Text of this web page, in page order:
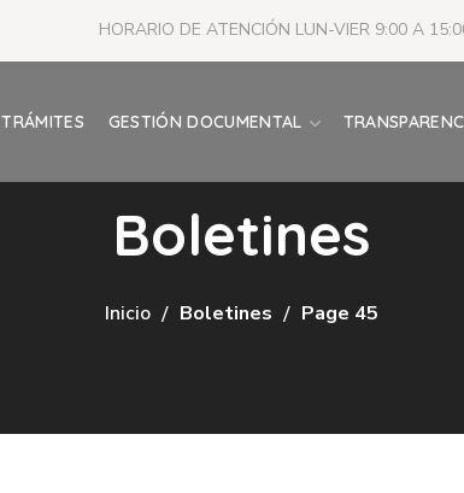
HORARIO DE ATENCIÓN LUN-VIER 9:00 A
TRÁMITES GESTIÓN DOCUMENTAL
Boletines
Inicio Boletines Page 45